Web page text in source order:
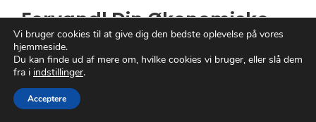
Forvandl Din Økonomiske
Fremtid med
Kreditværdighed
Forestil dig en verden, hvor dine drømme og
Vi bruger cookies til at give dig den bedste oplevelse på vores
hjemmeside.
Du kan finde ud af mere om, hvilke cookies vi bruger, eller slå dem
fra i indstillinger.
Acceptere